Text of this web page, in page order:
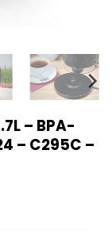
– BPA-
– C295C –